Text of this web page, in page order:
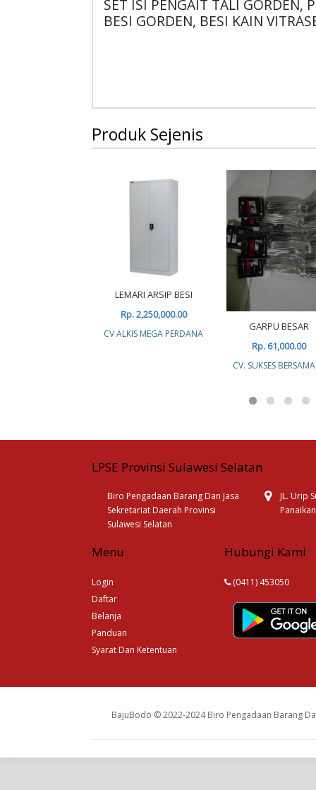
SET ISI PENGAIT TALI GORDEN,
BESI GORDEN, BESI KAIN
Produk Sejenis
LEMARI ARSIP BESI
Rp. 2,250,000.00
CV ALKIS MEGA PERDANA
GARPU BESAR
Rp. 61,000.00
CV. SUKSES
LPSE Provinsi Sulawesi Selatan
Biro Pengadaan Barang Dan Jasa
Sekretariat Daerah Provinsi
Sulawesi Selatan
JL. Urip
Menu
Login
Daftar
Belanja
Panduan
Syarat Dan Ketentuan
Hubungi Kami
(0411) 453050
BajuBodo © 2022-2024 Biro Pengadaan Barang